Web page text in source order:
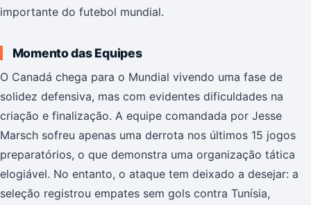
importante do futebol mundial.
Momento das Equipes
O Canadá chega para o Mundial vivendo uma fase de
solidez defensiva, mas com evidentes dificuldades na
criação e finalização. A equipe comandada por Jesse
Marsch sofreu apenas uma derrota nos últimos 15 jogos
preparatórios, o que demonstra uma organização tática
elogiável. No entanto, o ataque tem deixado a desejar: a
seleção registrou empates sem gols contra Tunísia,